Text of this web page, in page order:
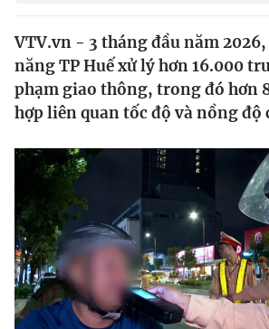
Y tế
Thế giới
Tin tức
Thế giới đó đây
Câu chuyện quốc tế
Kinh tế
Tài chính
Thị trường
Góc doanh nghiệp
Dữ liệu và đời sống
Truyền hình
Phim VTV
Giải trí
Giáo dục
VTV.vn - 3 tháng đầu năm
năng TP Huế xử lý hơn 16.000
phạm giao thông, trong đó hơn
hợp liên quan tốc độ và nồng độ